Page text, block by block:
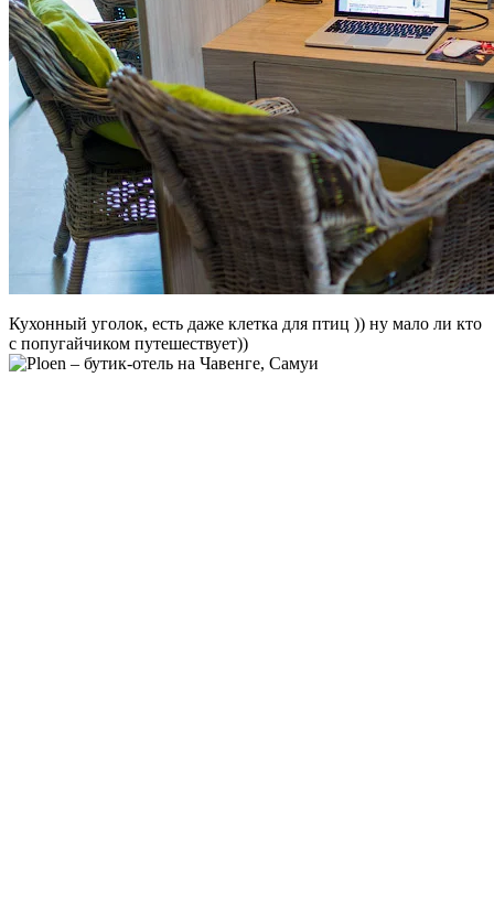
Кухонный уголок, есть даже клетка для птиц )) ну мало ли кто
с попугайчиком путешествует))